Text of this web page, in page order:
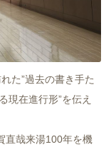
た”過去の書き手た
現在進行形”を伝え
直哉来湯100年を機